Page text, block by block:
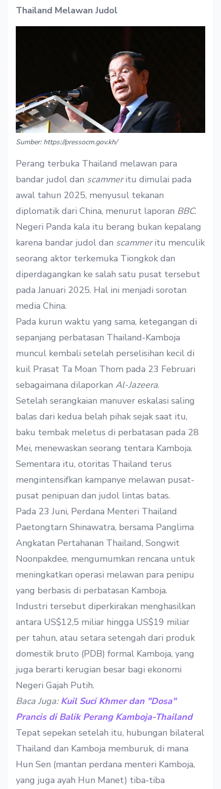
Thailand Melawan Judol
Sumber: https://pressocm.gov.kh/
Perang terbuka Thailand melawan para
bandar judol dan scammeritu dimulai pada
awal tahun 2025, menyusul tekanan
diplomatik dari China, menurut laporan BBC.
Negeri Panda kala itu berang bukan kepalang
karena bandar judol dan scammeritu menculik
seorang aktor terkemuka Tiongkok dan
diperdagangkan ke salah satu pusat tersebut
pada Januari 2025. Hal ini menjadi sorotan
media China.
Pada kurun waktu yang sama, ketegangan di
sepanjang perbatasan Thailand-Kamboja
muncul kembali setelah perselisihan kecil di
kuil Prasat Ta Moan Thom pada 23 Februari
sebagaimana dilaporkan Al-Jazeera.
Setelah serangkaian manuver eskalasi saling
balas dari kedua belah pihak sejak saat itu,
baku tembak meletus di perbatasan pada 28
Mei, menewaskan seorang tentara Kamboja.
Sementara itu, otoritas Thailand terus
mengintensifkan kampanye melawan pusat-
pusat penipuan dan judol lintas batas.
Pada 23 Juni, Perdana Menteri Thailand
Paetongtarn Shinawatra, bersama Panglima
Angkatan Pertahanan Thailand, Songwit
Noonpakdee, mengumumkan rencana untuk
meningkatkan operasi melawan para penipu
yang berbasis di perbatasan Kamboja.
Industri tersebut diperkirakan menghasilkan
antara US$12,5 miliar hingga US$19 miliar
per tahun, atau setara setengah dari produk
domestik bruto (PDB) formal Kamboja, yang
juga berarti kerugian besar bagi ekonomi
Negeri Gajah Putih.
Baca Juga: Kuil Suci Khmer dan "Dosa"
Prancis di Balik Perang Kamboja-Thailand
Tepat sepekan setelah itu, hubungan bilateral
Thailand dan Kamboja memburuk, di mana
Hun Sen (mantan perdana menteri Kamboja,
yang juga ayah Hun Manet) tiba-tiba